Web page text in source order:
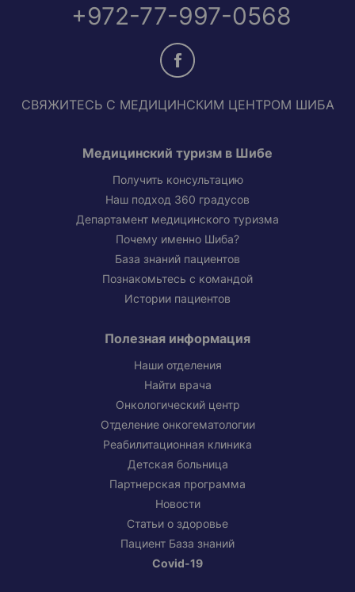
+972-77-997-0568
СВЯЖИТЕСЬ С МЕДИЦИНСКИМ ЦЕНТРОМ ШИБА
Медицинский туризм в Шибе
Получить консультацию
Наш подход 360 градусов
Департамент медицинского туризма
Почему именно Шиба?
База знаний пациентов
Познакомьтесь с командой
Истории пациентов
Полезная информация
Наши отделения
Найти врача
Онкологический центр
Отделение онкогематологии
Реабилитационная клиника
Детская больница
Партнерская программа
Новости
Статьи о здоровье
Пациент База знаний
Covid-19